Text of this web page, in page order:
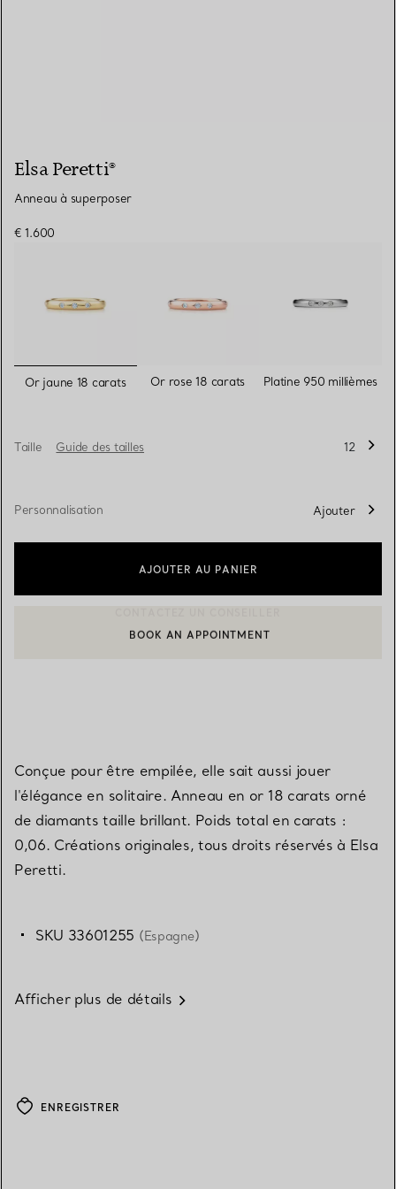
Elsa Peretti®
Anneau à superposer
€ 1.600
sélectionnés
Or jaune 18 carats Or rose 18 carats Platine 950 millièmes
Taille Guide des tailles 12
Personnalisation Ajouter
AJOUTER AU PANIER
CONTACTER UN CONSEILLER CLIENT OU PRENDRE RENDEZ-
BOOK AN APPOINTMENT
Conçue pour être empilée, elle sait aussi jouer
l'élégance en solitaire. Anneau en or 18 carats orné
de diamants taille brillant. Poids total en carats :
0,06. Créations originales, tous droits réservés à Elsa
Peretti.
SKU 33601255 (Espagne)
Afficher plus de détails
ENREGISTRER